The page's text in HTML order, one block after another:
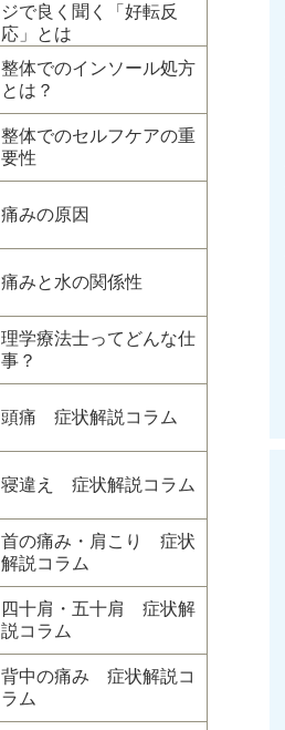
ジで良く聞く「好転反
応」とは
整体でのインソール処方
とは？
整体でのセルフケアの重
要性
痛みの原因
痛みと水の関係性
理学療法士ってどんな仕
事？
頭痛 症状解説コラム
寝違え 症状解説コラム
首の痛み・肩こり 症状
解説コラム
四十肩・五十肩 症状解
説コラム
背中の痛み 症状解説コ
ラム